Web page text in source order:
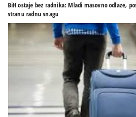
BiH ostaje bez radnika: Mladi masovno odlaze,
stranu radnu snagu